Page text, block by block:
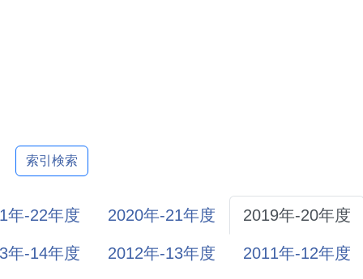
索引検索
年-22年度 2020年-21年度 2019年-20年度
年-14年度 2012年-13年度 2011年-12年度